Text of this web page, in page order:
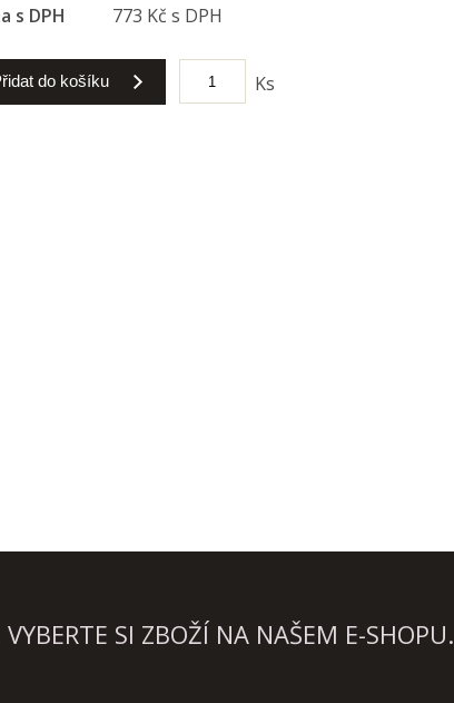
s DPH
773 Kč s DPH
do košíku Ks
SI ZBOŽÍ NA NAŠEM E-SHOPU.